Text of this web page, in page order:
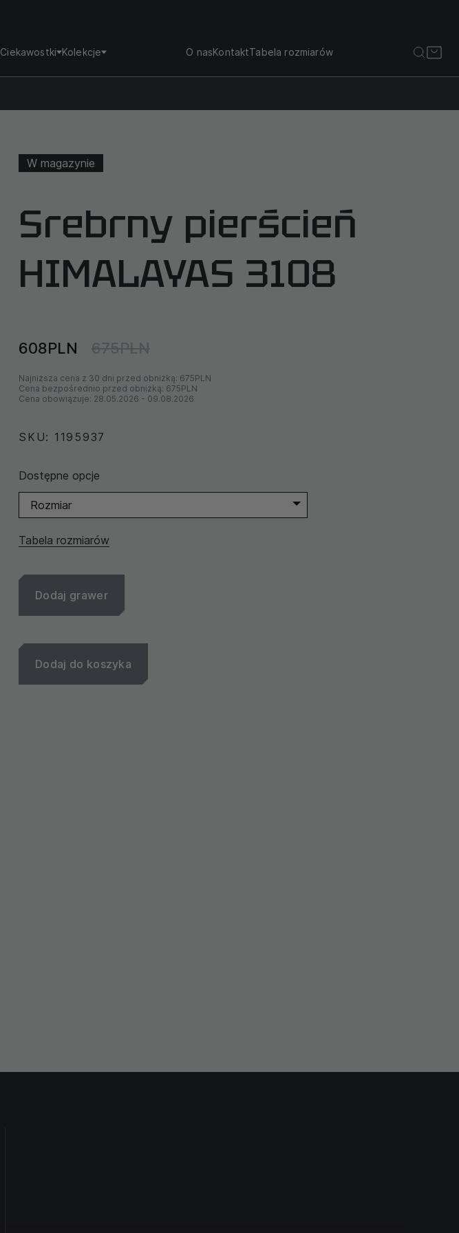
Ciekawostki Kolekcje O nasKontaktTabela rozmiarów
W magazynie
Srebrny pierścień
HIMALAYAS 3108
608PLN 675PLN
Najniższa cena z 30 dni przed obniżką: 675PLN
Cena bezpośrednio przed obniżką: 675PLN
Cena obowiązuje: 28.05.2026 - 09.08.2026
SKU: 1195937
Dostępne opcje
Rozmiar
Tabela rozmiarów
Dodaj grawer
Dodaj do koszyka